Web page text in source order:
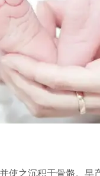
使之沉积于骨骼。早